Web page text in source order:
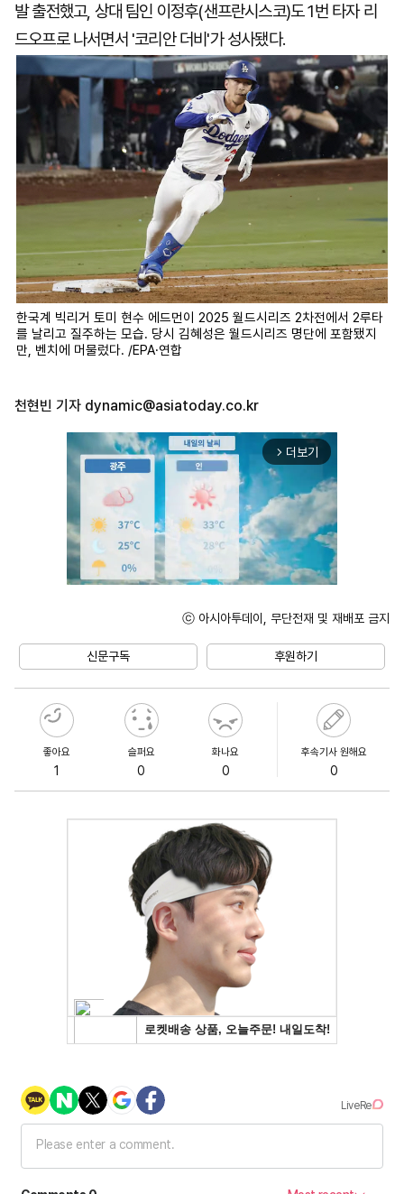
발 출전했고, 상대 팀인 이정후(샌프란시스코)도 1번 타자 리
드오프로 나서면서 '코리안 더비'가 성사됐다.
한국계 빅리거 토미 현수 에드먼이 2025 월드시리즈 2차전에서 2루타
를 날리고 질주하는 모습. 당시 김혜성은 월드시리즈 명단에 포함됐지
만, 벤치에 머물렀다. /EPA·연합
천현빈 기자 dynamic@asiatoday.co.kr
arrow_forward_ios 더보기
ⓒ 아시아투데이, 무단전재 및 재배포 금지
신문구독 후원하기
좋아요
1
슬퍼요
0
화나요
0
후속기사 원해요
0